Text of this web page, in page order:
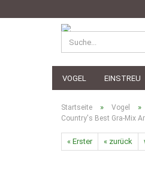
VOGEL EINSTREU
Startseite » Vogel »
Country's Best Gra-Mix
« Erster « zurück